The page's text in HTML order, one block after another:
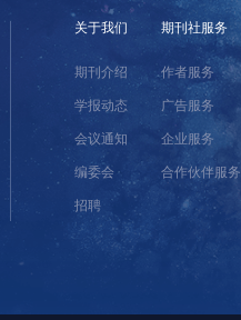
关于我们
期刊介绍
学报动态
会议通知
编委会
招聘
期刊社服务
作者服务
广告服务
企业服务
合作伙伴服务